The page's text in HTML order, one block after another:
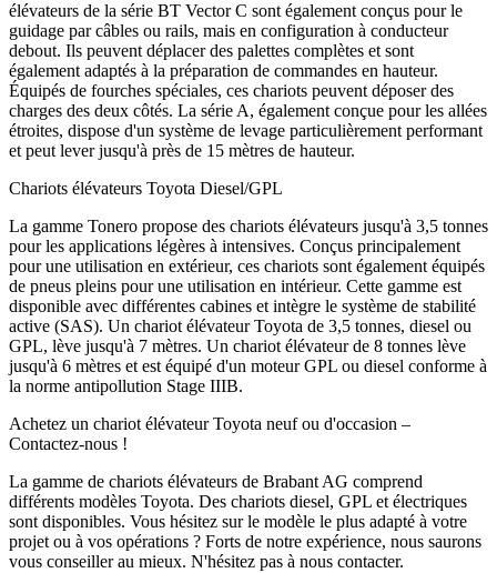
élévateurs de la série BT Vector C sont également conçus pour le
guidage par câbles ou rails, mais en configuration à conducteur
debout. Ils peuvent déplacer des palettes complètes et sont
également adaptés à la préparation de commandes en hauteur.
Équipés de fourches spéciales, ces chariots peuvent déposer des
charges des deux côtés. La série A, également conçue pour les allées
étroites, dispose d'un système de levage particulièrement performant
et peut lever jusqu'à près de 15 mètres de hauteur.
Chariots élévateurs Toyota Diesel/GPL
La gamme Tonero propose des chariots élévateurs jusqu'à 3,5 tonnes
pour les applications légères à intensives. Conçus principalement
pour une utilisation en extérieur, ces chariots sont également équipés
de pneus pleins pour une utilisation en intérieur. Cette gamme est
disponible avec différentes cabines et intègre le système de stabilité
active (SAS). Un chariot élévateur Toyota de 3,5 tonnes, diesel ou
GPL, lève jusqu'à 7 mètres. Un chariot élévateur de 8 tonnes lève
jusqu'à 6 mètres et est équipé d'un moteur GPL ou diesel conforme à
la norme antipollution Stage IIIB.
Achetez un chariot élévateur Toyota neuf ou d'occasion –
Contactez-nous !
La gamme de chariots élévateurs de Brabant AG comprend
différents modèles Toyota. Des chariots diesel, GPL et électriques
sont disponibles. Vous hésitez sur le modèle le plus adapté à votre
projet ou à vos opérations ? Forts de notre expérience, nous saurons
vous conseiller au mieux. N'hésitez pas à nous contacter.